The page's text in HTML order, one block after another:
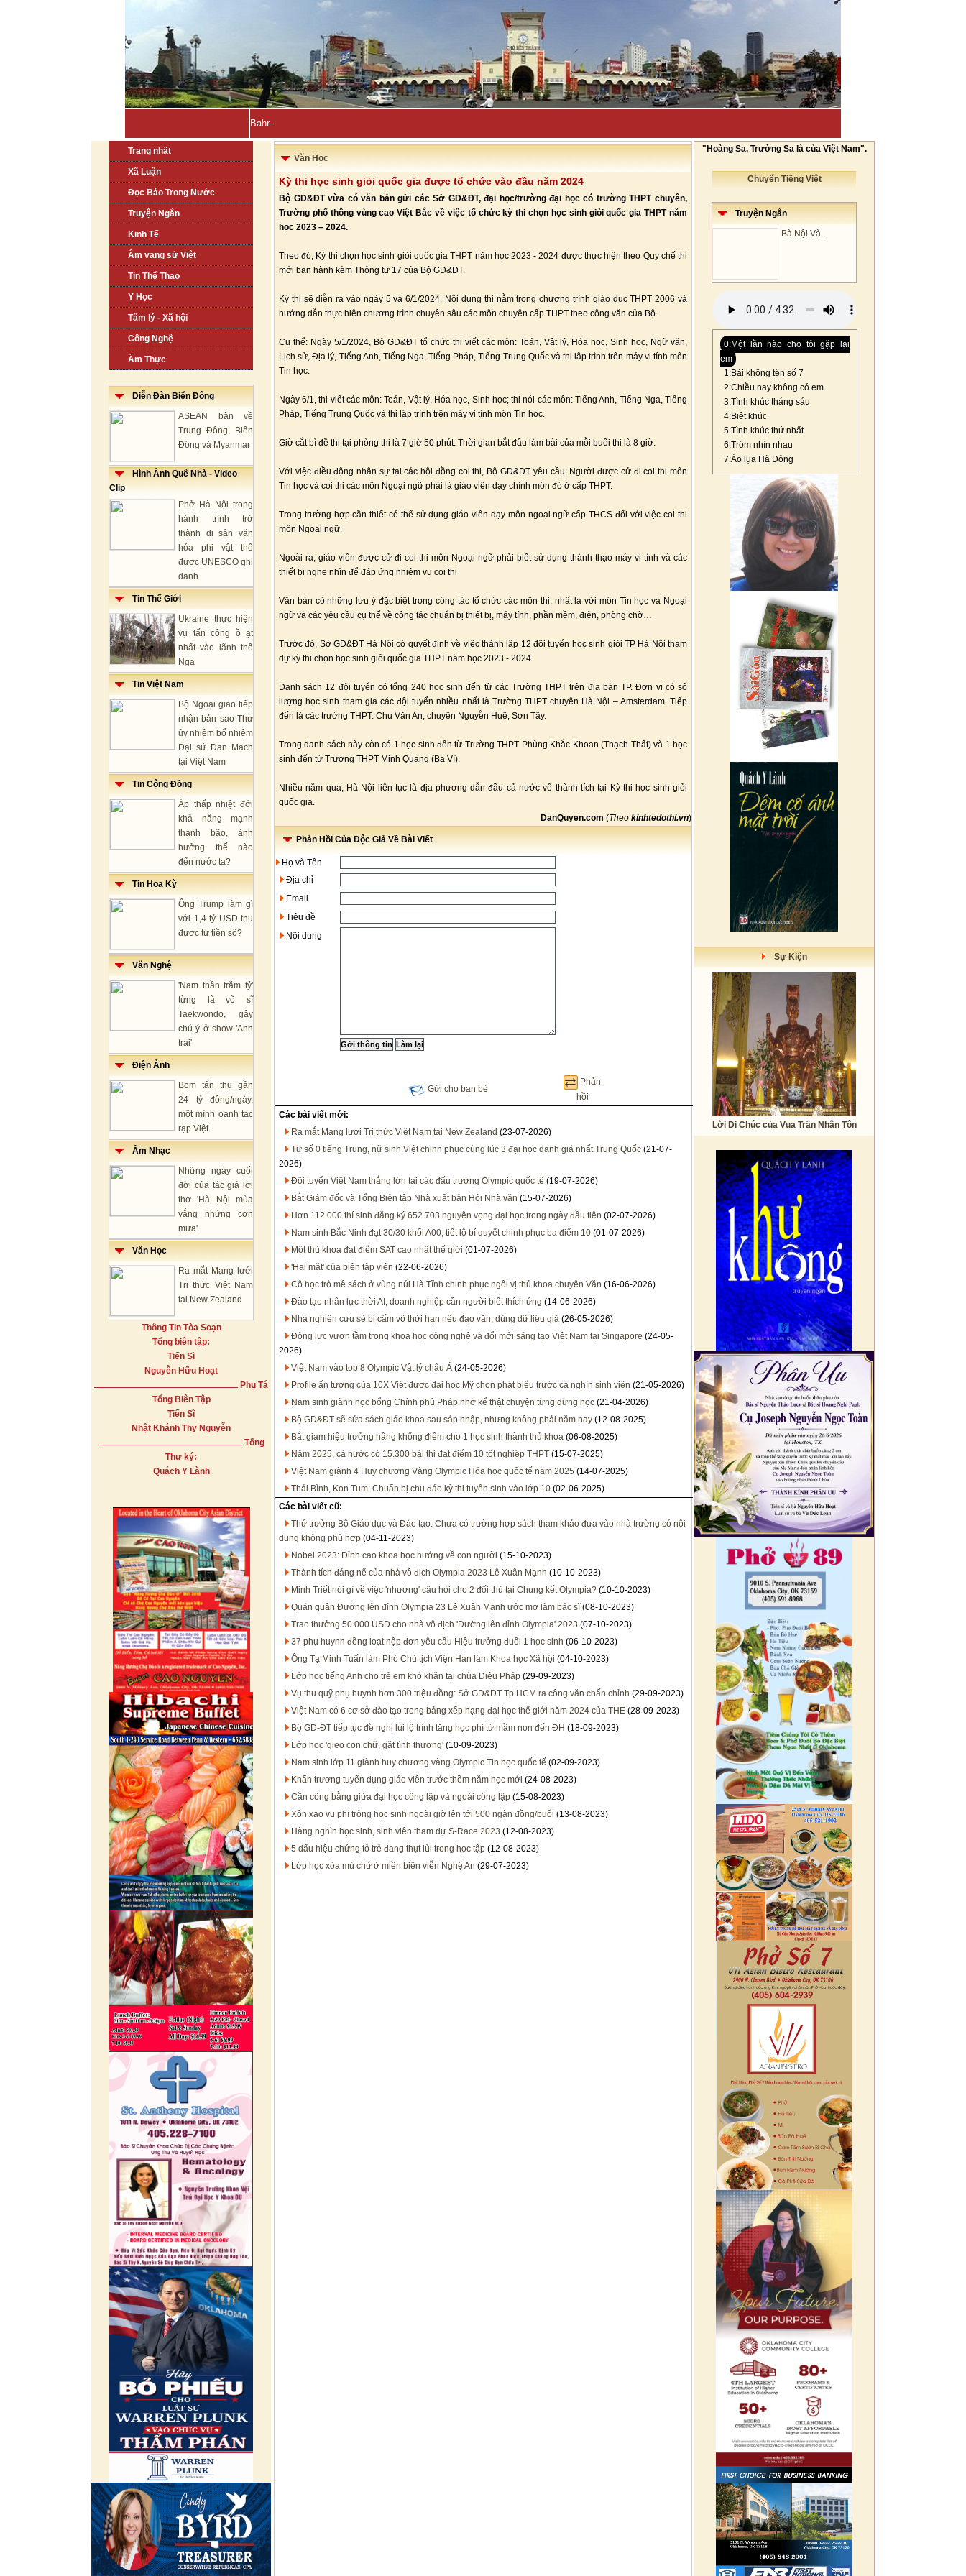
Bahrain, Kuwait tuyên bố đẩy l-
Trang nhất
Xã Luận
Đọc Báo Trong Nước
Truyện Ngắn
Kinh Tế
Âm vang sử Việt
Tin Thể Thao
Y Học
Tâm lý - Xã hội
Công Nghệ
Ẩm Thực
Diễn Đàn Biển Đông
ASEAN bàn về
Trung Đông, Biển
Đông và Myanmar
Hình Ảnh Quê Nhà - Video
Clip
Phở Hà Nội trong
hành trình trở
thành di sản văn
hóa phi vật thể
được UNESCO ghi
danh
Tin Thế Giới
Ukraine thực hiện
vụ tấn công ồ ạt
nhất vào lãnh thổ
Nga
Tin Việt Nam
Bộ Ngoại giao tiếp
nhận bản sao Thư
ủy nhiệm bổ nhiệm
Đại sứ Đan Mạch
tại Việt Nam
Tin Cộng Đồng
Áp thấp nhiệt đới
khả năng mạnh
thành bão, ảnh
hưởng thế nào
đến nước ta?
Tin Hoa Kỳ
Ông Trump làm gì
với 1,4 tỷ USD thu
được từ tiền số?
Văn Nghệ
'Nam thần trăm tỷ'
từng là võ sĩ
Taekwondo, gây
chú ý ở show 'Anh
trai'
Điện Ảnh
Bom tấn thu gần
24 tỷ đồng/ngày,
một mình oanh tạc
rạp Việt
Âm Nhạc
Những ngày cuối
đời của tác giả lời
thơ 'Hà Nội mùa
vắng những cơn
mưa'
Văn Học
Ra mắt Mạng lưới
Tri thức Việt Nam
tại New Zealand
Thông Tin Tòa Soạn
Tổng biên tập:
Tiến Sĩ
Nguyễn Hữu Hoạt
Phụ Tá
Tổng Biên Tập
Tiến Sĩ
Nhật Khánh Thy Nguyễn
Tổng
Thư ký:
Quách Y Lành
Văn Học
Kỳ thi học sinh giỏi quốc gia được tổ chức vào đầu năm 2024
Bộ GD&ĐT vừa có văn bản gửi các Sở GD&ĐT, đại học/trường đại học có trường THPT chuyên,
Trường phổ thông vùng cao Việt Bắc về việc tổ chức kỳ thi chọn học sinh giỏi quốc gia THPT năm
học 2023 – 2024.
Theo đó, Kỳ thi chọn học sinh giỏi quốc gia THPT năm học 2023 - 2024 được thực hiện theo Quy chế thi
mới ban hành kèm Thông tư 17 của Bộ GD&ĐT.
Kỳ thi sẽ diễn ra vào ngày 5 và 6/1/2024. Nội dung thi nằm trong chương trình giáo dục THPT 2006 và
hướng dẫn thực hiện chương trình chuyên sâu các môn chuyên cấp THPT theo công văn của Bộ.
Cụ thể: Ngày 5/1/2024, Bộ GD&ĐT tổ chức thi viết các môn: Toán, Vật lý, Hóa học, Sinh học, Ngữ văn,
Lịch sử, Địa lý, Tiếng Anh, Tiếng Nga, Tiếng Pháp, Tiếng Trung Quốc và thi lập trình trên máy vi tính môn
Tin học.
Ngày 6/1, thi viết các môn: Toán, Vật lý, Hóa học, Sinh học; thi nói các môn: Tiếng Anh, Tiếng Nga, Tiếng
Pháp, Tiếng Trung Quốc và thi lập trình trên máy vi tính môn Tin học.
Giờ cắt bì đề thi tại phòng thi là 7 giờ 50 phút. Thời gian bắt đầu làm bài của mỗi buổi thi là 8 giờ.
Với việc điều động nhân sự tại các hội đồng coi thi, Bộ GD&ĐT yêu cầu: Người được cử đi coi thi môn
Tin học và coi thi các môn Ngoại ngữ phải là giáo viên dạy chính môn đó ở cấp THPT.
Trong trường hợp cần thiết có thể sử dụng giáo viên dạy môn ngoại ngữ cấp THCS đối với việc coi thi
môn Ngoại ngữ.
Ngoài ra, giáo viên được cử đi coi thi môn Ngoại ngữ phải biết sử dụng thành thạo máy vi tính và các
thiết bị nghe nhìn để đáp ứng nhiệm vụ coi thi
Văn bản có những lưu ý đặc biệt trong công tác tổ chức các môn thi, nhất là với môn Tin học và Ngoại
ngữ và các yêu cầu cụ thể về công tác chuẩn bị thiết bị, máy tính, phần mềm, điện, phòng chờ…
Trước đó, Sở GD&ĐT Hà Nội có quyết định về việc thành lập 12 đội tuyển học sinh giỏi TP Hà Nội tham
dự kỳ thi chọn học sinh giỏi quốc gia THPT năm học 2023 - 2024.
Danh sách 12 đội tuyển có tổng 240 học sinh đến từ các Trường THPT trên địa bàn TP. Đơn vị có số
lượng học sinh tham gia các đội tuyển nhiều nhất là Trường THPT chuyên Hà Nội – Amsterdam. Tiếp
đến là các trường THPT: Chu Văn An, chuyên Nguyễn Huệ, Sơn Tây.
Trong danh sách này còn có 1 học sinh đến từ Trường THPT Phùng Khắc Khoan (Thạch Thất) và 1 học
sinh đến từ Trường THPT Minh Quang (Ba Vì).
Nhiều năm qua, Hà Nội liên tục là địa phương dẫn đầu cả nước về thành tích tại Kỳ thi học sinh giỏi
quốc gia.
DanQuyen.com (Theo kinhtedothi.vn)
Phản Hồi Của Độc Giả Về Bài Viết
Họ và Tên
Địa chỉ
Email
Tiêu đề
Nội dung
Gửi cho bạn bè
Phản
hồi
Các bài viết mới:
Ra mắt Mạng lưới Tri thức Việt Nam tại New Zealand (23-07-2026)
Từ số 0 tiếng Trung, nữ sinh Việt chinh phục cùng lúc 3 đại học danh giá nhất Trung Quốc (21-07-
2026)
Đội tuyển Việt Nam thắng lớn tại các đấu trường Olympic quốc tế (19-07-2026)
Bắt Giám đốc và Tổng Biên tập Nhà xuất bản Hội Nhà văn (15-07-2026)
Hơn 112.000 thí sinh đăng ký 652.703 nguyện vọng đại học trong ngày đầu tiên (02-07-2026)
Nam sinh Bắc Ninh đạt 30/30 khối A00, tiết lộ bí quyết chinh phục ba điểm 10 (01-07-2026)
Một thủ khoa đạt điểm SAT cao nhất thế giới (01-07-2026)
'Hai mặt' của biên tập viên (22-06-2026)
Cô học trò mê sách ở vùng núi Hà Tĩnh chinh phục ngôi vị thủ khoa chuyên Văn (16-06-2026)
Đào tạo nhân lực thời AI, doanh nghiệp cần người biết thích ứng (14-06-2026)
Nhà nghiên cứu sẽ bị cấm vô thời hạn nếu đạo văn, dùng dữ liệu giả (26-05-2026)
Động lực vươn tầm trong khoa học công nghệ và đổi mới sáng tạo Việt Nam tại Singapore (24-05-
2026)
Việt Nam vào top 8 Olympic Vật lý châu Á (24-05-2026)
Profile ấn tượng của 10X Việt được đại học Mỹ chọn phát biểu trước cả nghìn sinh viên (21-05-2026)
Nam sinh giành học bổng Chính phủ Pháp nhờ kể thật chuyện từng dừng học (21-04-2026)
Bộ GD&ĐT sẽ sửa sách giáo khoa sau sáp nhập, nhưng không phải năm nay (12-08-2025)
Bắt giam hiệu trưởng nâng khống điểm cho 1 học sinh thành thủ khoa (06-08-2025)
Năm 2025, cả nước có 15.300 bài thi đạt điểm 10 tốt nghiệp THPT (15-07-2025)
Việt Nam giành 4 Huy chương Vàng Olympic Hóa học quốc tế năm 2025 (14-07-2025)
Thái Bình, Kon Tum: Chuẩn bị chu đáo kỳ thi tuyển sinh vào lớp 10 (02-06-2025)
Các bài viết cũ:
Thứ trưởng Bộ Giáo dục và Đào tạo: Chưa có trường hợp sách tham khảo đưa vào nhà trường có nội
dung không phù hợp (04-11-2023)
Nobel 2023: Đỉnh cao khoa học hướng về con người (15-10-2023)
Thành tích đáng nể của nhà vô địch Olympia 2023 Lê Xuân Mạnh (10-10-2023)
Minh Triết nói gì về việc 'nhường' câu hỏi cho 2 đối thủ tại Chung kết Olympia? (10-10-2023)
Quán quân Đường lên đỉnh Olympia 23 Lê Xuân Mạnh ước mơ làm bác sĩ(08-10-2023)
Trao thưởng 50.000 USD cho nhà vô địch 'Đường lên đỉnh Olympia' 2023 (07-10-2023)
37 phụ huynh đồng loạt nộp đơn yêu cầu Hiệu trưởng đuổi 1 học sinh (06-10-2023)
Ông Tạ Minh Tuấn làm Phó Chủ tịch Viện Hàn lâm Khoa học Xã hội (04-10-2023)
Lớp học tiếng Anh cho trẻ em khó khăn tại chùa Diệu Pháp (29-09-2023)
Vụ thu quỹ phụ huynh hơn 300 triệu đồng: Sở GD&ĐT Tp.HCM ra công văn chấn chỉnh (29-09-2023)
Việt Nam có 6 cơ sở đào tạo trong bảng xếp hạng đại học thế giới năm 2024 của THE (28-09-2023)
Bộ GD-ĐT tiếp tục đề nghị lùi lộ trình tăng học phí từ mầm non đến ĐH (18-09-2023)
Lớp học 'gieo con chữ, gặt tình thương' (10-09-2023)
Nam sinh lớp 11 giành huy chương vàng Olympic Tin học quốc tế (02-09-2023)
Khẩn trương tuyển dụng giáo viên trước thềm năm học mới (24-08-2023)
Cần công bằng giữa đại học công lập và ngoài công lập (15-08-2023)
Xôn xao vụ phí trông học sinh ngoài giờ lên tới 500 ngàn đồng/buổi (13-08-2023)
Hàng nghìn học sinh, sinh viên tham dự S-Race 2023 (12-08-2023)
5 dấu hiệu chứng tỏ trẻ đang thụt lùi trong học tập (12-08-2023)
Lớp học xóa mù chữ ở miền biên viễn Nghệ An (29-07-2023)
"Hoàng Sa, Trường Sa là của Việt Nam".
Chuyển Tiếng Việt
Truyện Ngắn
Bà Nội Và...
0:Một lần nào cho tôi gặp lại
em
1:Bài không tên số 7
2:Chiều nay không có em
3:Tình khúc tháng sáu
4:Biệt khúc
5:Tình khúc thứ nhất
6:Trộm nhìn nhau
7:Áo lụa Hà Đông
Sự Kiện
Lời Di Chúc của Vua Trần Nhân Tôn